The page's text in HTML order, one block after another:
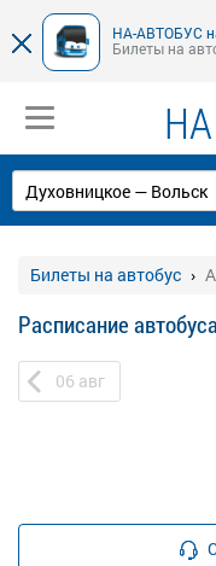
НА-АВТОБУС
Билеты на
Билеты на автобус
Расписание
06 авг